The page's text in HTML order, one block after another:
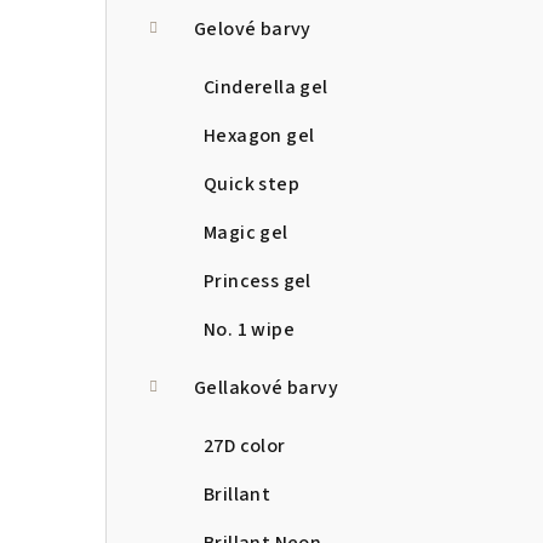
Gelové barvy
Cinderella gel
Hexagon gel
Quick step
Magic gel
Princess gel
No. 1 wipe
Gellakové barvy
27D color
Brillant